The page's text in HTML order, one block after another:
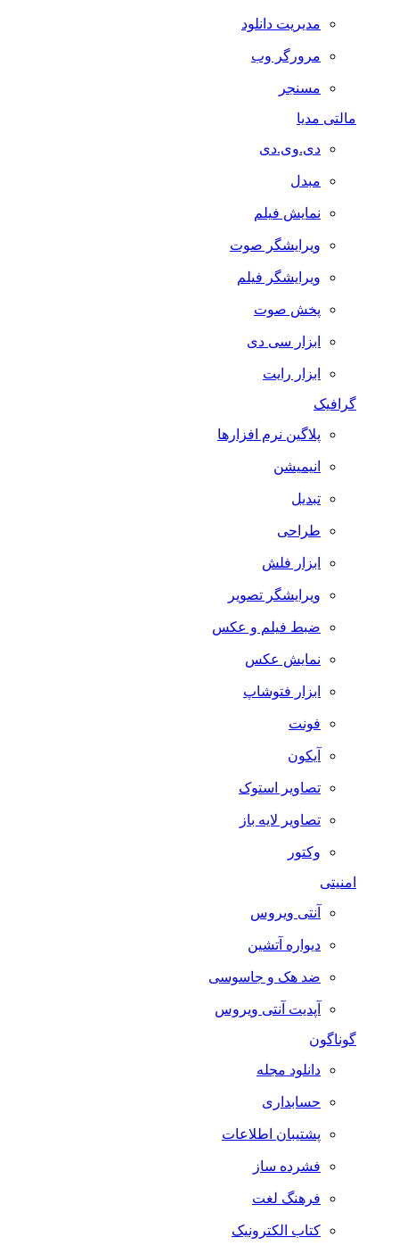
مدیریت دانلود
مرورگر وب
مسنجر
مالتی مدیا
دی.وی.دی
مبدل
نمایش فیلم
ویرایشگر صوت
ویرایشگر فیلم
پخش صوت
ابزار سی دی
ابزار رایت
گرافیک
پلاگین نرم افزارها
انیمیشن
تبدیل
طراحی
ابزار فلش
ویرایشگر تصویر
ضبط فيلم و عكس
نمایش عکس
ابزار فتوشاپ
فونت
آیکون
تصاویر استوک
تصاویر لایه باز
وکتور
امنیتی
آنتی ویروس
دیواره آتشین
ضد هک و جاسوسی
آپدیت آنتی ویروس
گوناگون
دانلود مجله
حسابداری
پشتیبان اطلاعات
فشرده ساز
فرهنگ لغت
کتاب الکترونیک